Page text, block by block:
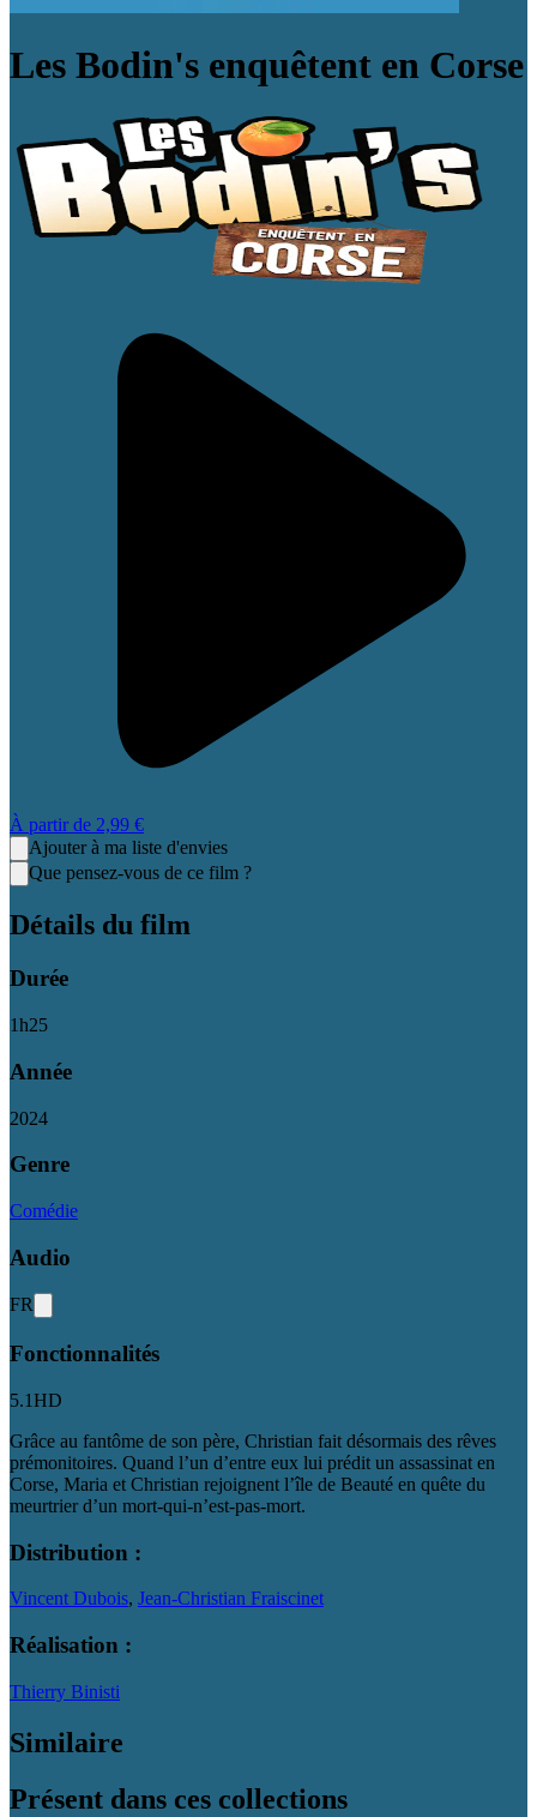
Les Bodin's enquêtent en Corse
À partir de 2,99 €
Ajouter à ma liste d'envies
Que pensez-vous de ce film ?
Détails du film
Durée
1h25
Année
2024
Genre
Comédie
Audio
FR
Fonctionnalités
5.1HD
Grâce au fantôme de son père, Christian fait désormais des rêves
prémonitoires. Quand l’un d’entre eux lui prédit un assassinat en
Corse, Maria et Christian rejoignent l’île de Beauté en quête du
meurtrier d’un mort-qui-n’est-pas-mort.
Distribution :
Vincent Dubois, Jean-Christian Fraiscinet
Réalisation :
Thierry Binisti
Similaire
Présent dans ces collections